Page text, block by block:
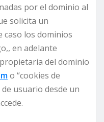
por el dominio al
solicita un
caso los dominios
en adelante
propietaria del dominio
o “cookies de
usuario desde un